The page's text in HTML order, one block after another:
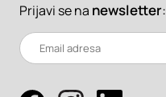
Prijavi se na newsletter: